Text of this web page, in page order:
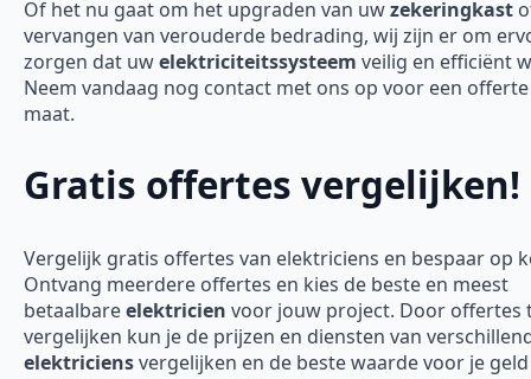
Of het nu gaat om het upgraden van uwzekeringkast
vervangen van verouderde bedrading, wij zijn er om
zorgen dat uwelektriciteitssysteem veilig en efficiënt
Neem vandaag nog contact met ons op voor een
maat.
Gratis offertes vergelijken!
Vergelijk gratis offertes van elektriciens en bespaar op
Ontvang meerdere offertes en kies de beste en meest
betaalbareelektricien voor jouw project. Door offertes
vergelijken kun je de prijzen en diensten van
elektriciensvergelijken en de beste waarde voor je